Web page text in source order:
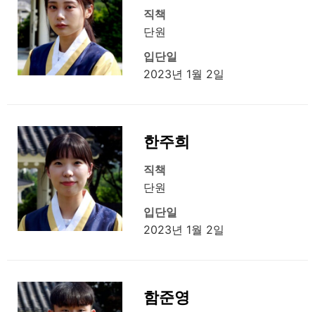
직책
단원
입단일
2023년 1월 2일
한주희
직책
단원
입단일
2023년 1월 2일
함준영